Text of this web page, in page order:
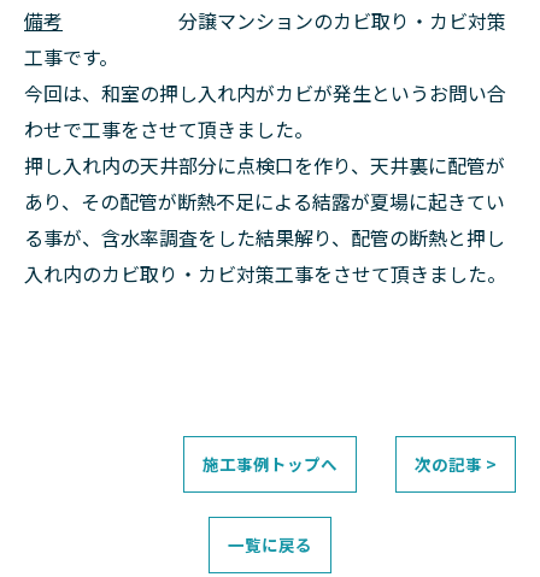
備考 分譲マンションのカビ取り・カビ対策
工事です。
今回は、和室の押し入れ内がカビが発生というお問い合
わせで工事をさせて頂きました。
押し入れ内の天井部分に点検口を作り、天井裏に配管が
あり、その配管が断熱不足による結露が夏場に起きてい
る事が、含水率調査をした結果解り、配管の断熱と押し
入れ内のカビ取り・カビ対策工事をさせて頂きました。
施工事例トップへ 次の記事 >
一覧に戻る